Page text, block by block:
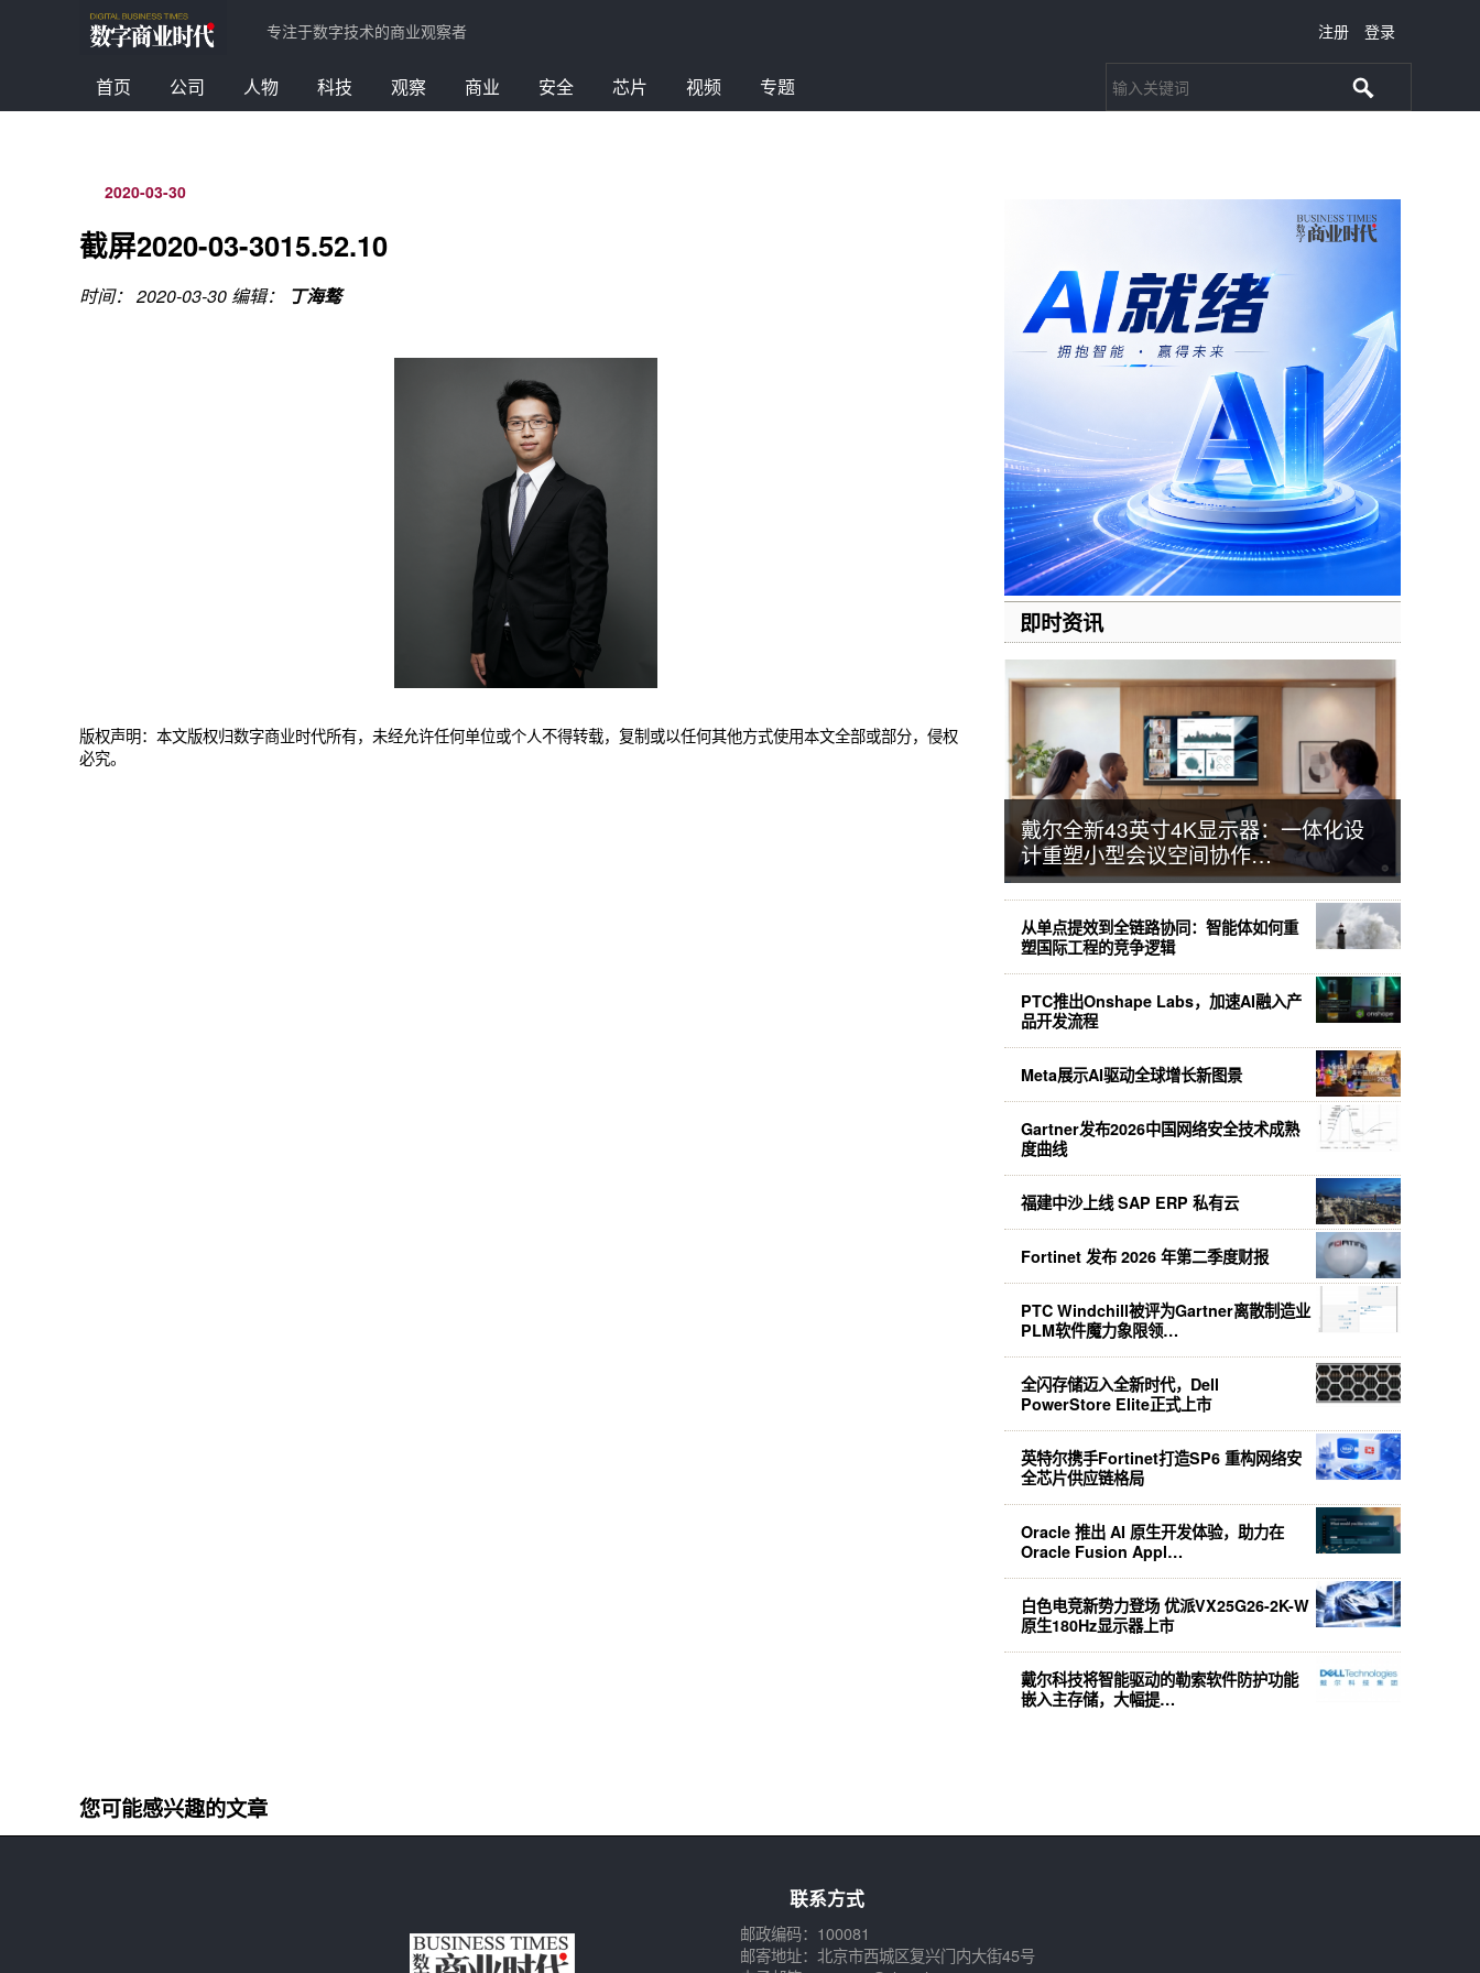
专注于数字技术的商业观察者 注册 登录
首页 公司 人物 科技 观察 商业 安全 芯片 视频 专题
2020-03-30
截屏2020-03-3015.52.10
时间： 2020-03-30编辑： 丁海骜
版权声明：本文版权归数字商业时代所有，未经允许任何单位或个人不得转载，复制或以任何其他方式使用本文全部或部分，侵权
必究。
即时资讯
戴尔全新43英寸4K显示器：一体化设
计重塑小型会议空间协作…
从单点提效到全链路协同：智能体如何重
塑国际工程的竞争逻辑
PTC推出Onshape Labs，加速AI融入产
品开发流程
Meta展示AI驱动全球增长新图景
Gartner发布2026中国网络安全技术成熟
度曲线
福建中沙上线 SAP ERP 私有云
Fortinet 发布 2026 年第二季度财报
PTC Windchill被评为Gartner离散制造业
PLM软件魔力象限领…
全闪存储迈入全新时代，Dell
PowerStore Elite正式上市
英特尔携手Fortinet打造SP6 重构网络安
全芯片供应链格局
Oracle 推出 AI 原生开发体验，助力在
Oracle Fusion Appl…
白色电竞新势力登场 优派VX25G26-2K-W
原生180Hz显示器上市
戴尔科技将智能驱动的勒索软件防护功能
嵌入主存储，大幅提…
您可能感兴趣的文章
联系方式
邮政编码：100081
邮寄地址：北京市西城区复兴门内大街45号